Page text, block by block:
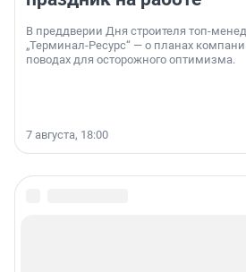
В преддверии Дня строителя топ-
„Терминал-Ресурс“ — о планах
поводах для осторожного оптимизма.
7 августа, 18:00